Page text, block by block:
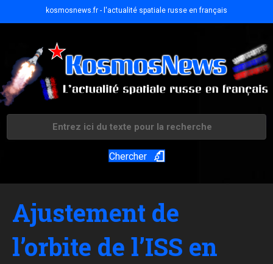
kosmosnews.fr - l'actualité spatiale russe en français
Chercher
Ajustement de
l’orbite de l’ISS en